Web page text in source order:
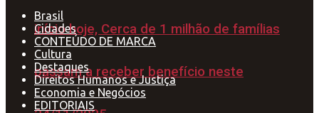
início hoje, Cerca de 1 milhão de famílias
passam a receber benefício neste
Brasil
Cidades
CONTEÚDO DE MARCA
Cultura
Destaques
Direitos Humanos e Justiça
Economia e Negócios
EDITORIAIS